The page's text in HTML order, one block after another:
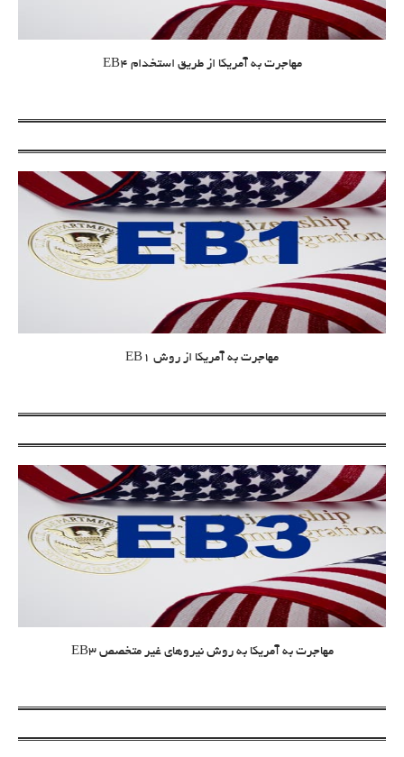
مهاجرت به آمریکا از طریق استخدام EB4
مهاجرت به آمریکا از روش EB1
مهاجرت به آمریکا به روش نیروهای غیر متخصص EB3